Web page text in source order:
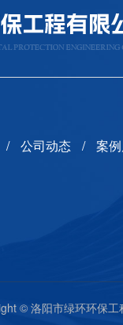
公司动态 案
© 洛阳市绿环环保